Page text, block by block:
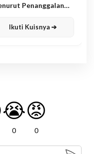
Penanggalan
Ikuti Kuisnya ➔
😭
0
😡
0